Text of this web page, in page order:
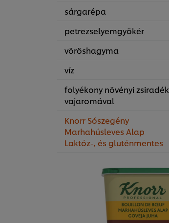
sárgarépa
petrezselyemgyökér
vöröshagyma
víz
folyékony növényi zsiradék
vajaromával
Knorr Sószegény
Marhahúsleves Alap
Laktóz-, és gluténmentes